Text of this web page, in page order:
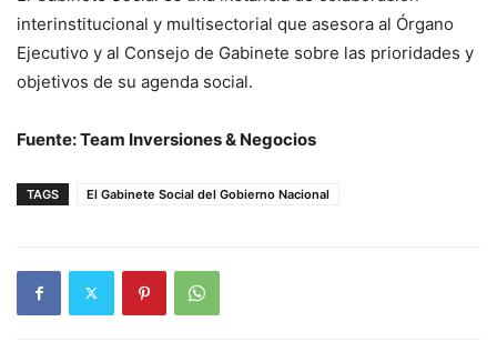
interinstitucional y multisectorial que asesora al Órgano
Ejecutivo y al Consejo de Gabinete sobre las prioridades y
objetivos de su agenda social.
Fuente: Team Inversiones & Negocios
TAGS El Gabinete Social del Gobierno Nacional